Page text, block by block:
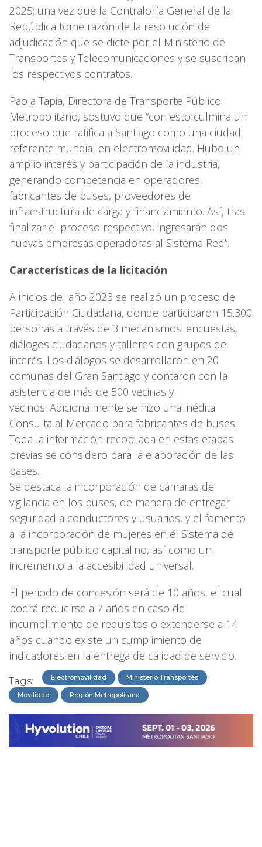
2025; una vez que la Contraloría General de la
República tome razón de la resolución de
adjudicación que se dicte por el Ministerio de
Transportes y Telecomunicaciones y se suscriban
los respectivos contratos.
Paola Tapia, Directora de Transporte Público
Metropolitano, sostuvo que “con esto culmina un
proceso que ratifica a Santiago como una ciudad
referente mundial en electromovilidad. Hubo un
amplio interés y participación de la industria,
generando competencia en operadores,
fabricantes de buses, proveedores de
infraestructura de carga y financiamiento. Así, tras
finalizar el proceso respectivo, ingresarán dos
nuevas empresas operadoras al Sistema Red”.
Características de la licitación
A inicios del año 2023 se realizó un proceso de
Participación Ciudadana, donde participaron 15.300
personas a través de 3 mecanismos: encuestas,
diálogos ciudadanos y talleres con grupos de
interés. Los diálogos se desarrollaron en 20
comunas del Gran Santiago y contaron con la
asistencia de más de 500 vecinas y
vecinos. Adicionalmente se hizo una inédita
Consulta al Mercado para fabricantes de buses.
Toda la información recopilada en estas etapas
previas se consideró para la elaboración de las
bases.
Se destaca la incorporación de cámaras de
vigilancia en los buses, de manera de entregar
seguridad a conductores y usuarios, y el fomento
a la incorporación de mujeres en el Sistema de
transporte público capitalino, así como un
incremento a la accesibilidad universal.
El periodo de concesión será de 10 años, el cual
podrá reducirse a 7 años en caso de
incumplimiento de requisitos o extenderse a 14
años cuando existe un cumplimiento de
indicadores en la entrega de calidad de servicio.
Tags: Electromovilidad Ministerio Transportes
Movilidad Región Metropolitana